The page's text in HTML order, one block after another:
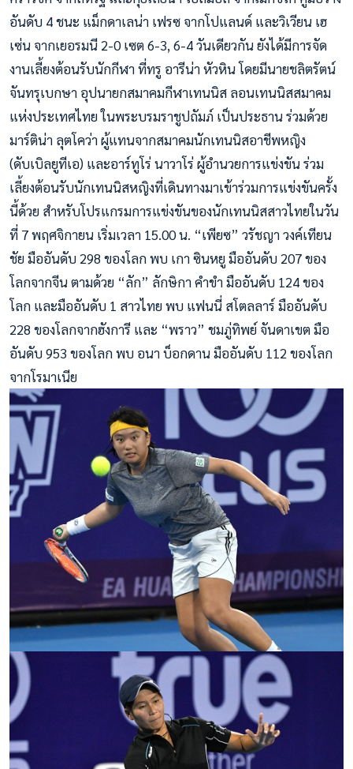
อันดับ 4 ชนะ แม็กดาเลน่า เฟรซ จากโปแลนด์ และวิเวียน เฮ
เซ่น จากเยอรมนี 2-0 เซต 6-3, 6-4 วันเดียวกัน ยังได้มีการจัด
งานเลี้ยงต้อนรับนักกีฬา ที่ทรู อารีน่า หัวหิน โดยมีนายชลิตรัตน์
จันทรุเบกษา อุปนายกสมาคมกีฬาเทนนิส ลอนเทนนิสสมาคม
แห่งประเทศไทย ในพระบรมราชูปถัมภ์ เป็นประธาน ร่วมด้วย
มาร์ติน่า ลุตโคว่า ผู้แทนจากสมาคมนักเทนนิสอาชีพหญิง
(ดับเบิลยูทีเอ) และอาร์ทูโร่ นาวาโร่ ผู้อำนวยการแข่งขัน ร่วม
เลี้ยงต้อนรับนักเทนนิสหญิงที่เดินทางมาเข้าร่วมการแข่งขันครั้ง
นี้ด้วย สำหรับโปรแกรมการแข่งขันของนักเทนนิสสาวไทยในวัน
ที่ 7 พฤศจิกายน เริ่มเวลา 15.00 น. “เพียซ” วรัชญา วงค์เทียน
ชัย มืออันดับ 298 ของโลก พบ เกา ซินหยู มืออันดับ 207 ของ
โลกจากจีน ตามด้วย “ลัก” ลักษิกา คำขำ มืออันดับ 124 ของ
โลก และมืออันดับ 1 สาวไทย พบ แฟนนี่ สโตลลาร์ มืออันดับ
228 ของโลกจากฮังการี และ “พราว” ชมภู่ทิพย์ จันดาเขต มือ
อันดับ 953 ของโลก พบ อนา บ็อกดาน มืออันดับ 112 ของโลก
จากโรมาเนีย